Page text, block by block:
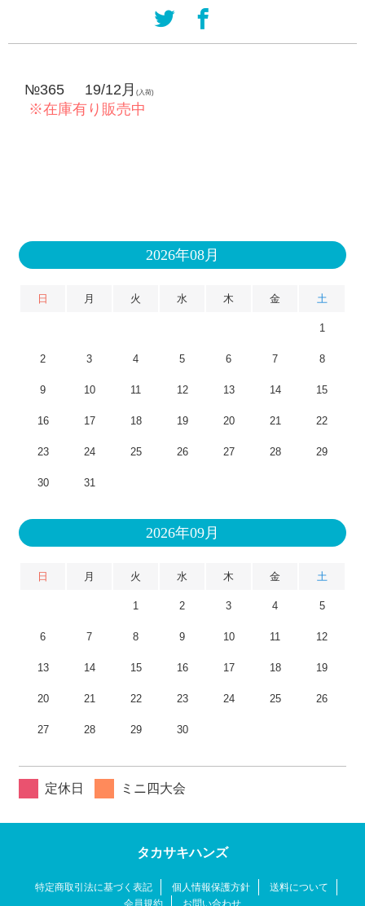
№365 19/12月 (入荷)
※在庫有り販売中
2026年08月
日 月 火 水 木 金 土
1
2 3 4 5 6 7 8
9 10 11 12 13 14 15
16 17 18 19 20 21 22
23 24 25 26 27 28 29
30 31
2026年09月
日 月 火 水 木 金 土
1 2 3 4 5
6 7 8 9 10 11 12
13 14 15 16 17 18 19
20 21 22 23 24 25 26
27 28 29 30
定休日 ミニ四大会
タカサキハンズ
特定商取引法に基づく表記 個人情報保護方針
送料について
会員規約
お問い合わせ